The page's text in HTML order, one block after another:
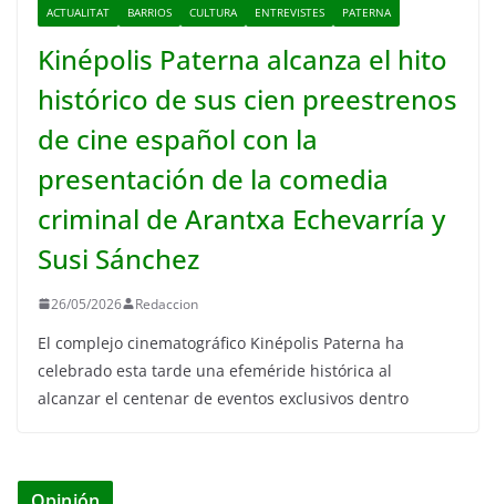
ACTUALITAT BARRIOS CULTURA ENTREVISTES PATERNA
Kinépolis Paterna alcanza el hito
histórico de sus cien preestrenos
de cine español con la
presentación de la comedia
criminal de Arantxa Echevarría y
Susi Sánchez
26/05/2026 Redaccion
El complejo cinematográfico Kinépolis Paterna ha
celebrado esta tarde una efeméride histórica al
alcanzar el centenar de eventos exclusivos dentro